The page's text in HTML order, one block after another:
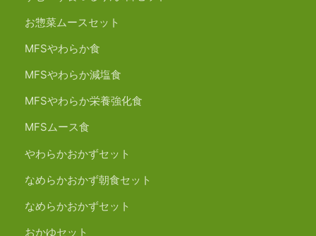
お惣菜ムースセット
MFSやわらか食
MFSやわらか減塩食
MFSやわらか栄養強化食
MFSムース食
やわらかおかずセット
なめらかおかず朝食セット
なめらかおかずセット
おかゆセット